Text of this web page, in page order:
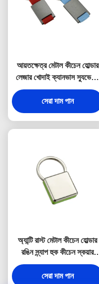
আয়তক্ষেত্র মেটাল কীচেন হোল্ডার
লেজার খোদাই ক্যানভাস স্যুভেনির
উপহার
সেরা দাম পান
অ্যান্টি রাস্ট মেটাল কীচেন হোল্ডার
রঙিন স্ন্যাপ হুক কীচেন স্কয়ার
প্লাস্টিক
সেরা দাম পান